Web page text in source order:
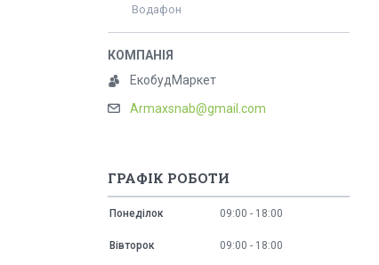
Водафон
ЕкобудМаркет
Armaxsnab@gmail.com
ГРАФІК РОБОТИ
Понеділок 09:00 18:00
Вівторок 09:00 18:00